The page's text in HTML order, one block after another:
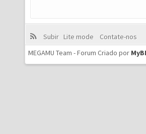
Subir Lite mode
Contate-nos
MEGAMU Team - Forum Criado por